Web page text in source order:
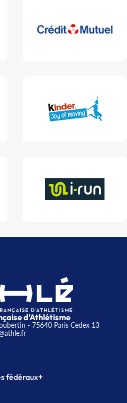
d'Athlétisme
- 75640 Paris Cedex 13
fédéraux+